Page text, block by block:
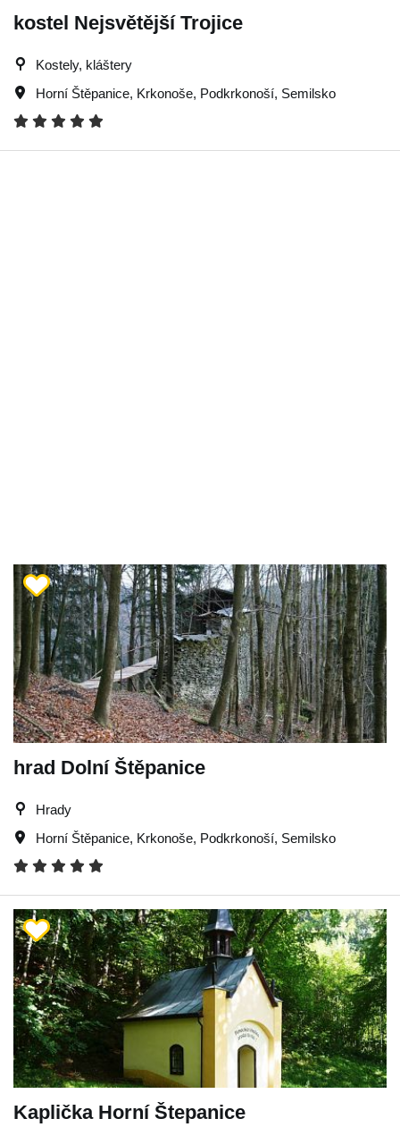
kostel Nejsvětější Trojice
Kostely, kláštery
Horní Štěpanice, Krkonoše, Podkrkonoší, Semilsko
hrad Dolní Štěpanice
Hrady
Horní Štěpanice, Krkonoše, Podkrkonoší, Semilsko
Kaplička Horní Štepanice